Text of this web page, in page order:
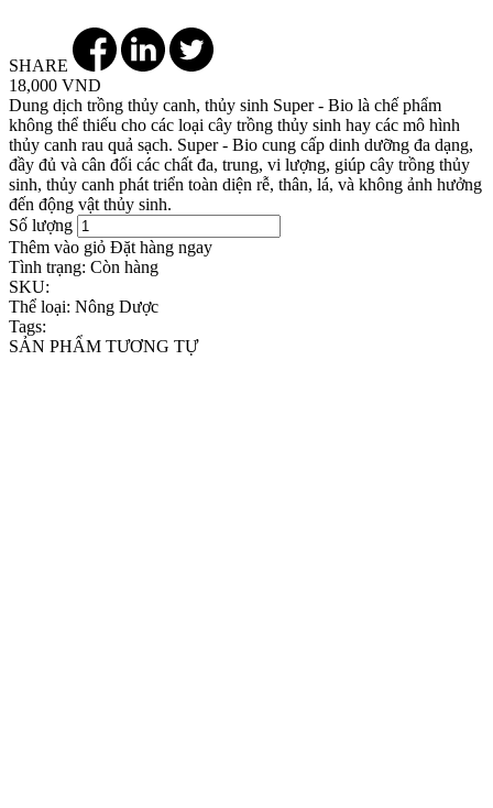
SHARE
18,000 VND
Dung dịch trồng thủy canh, thủy sinh Super - Bio là chế phẩm
không thể thiếu cho các loại cây trồng thủy sinh hay các mô hình
thủy canh rau quả sạch. Super - Bio cung cấp dinh dưỡng đa dạng,
đầy đủ và cân đối các chất đa, trung, vi lượng, giúp cây trồng thủy
sinh, thủy canh phát triển toàn diện rễ, thân, lá, và không ảnh hưởng
đến động vật thủy sinh.
Số lượng
Thêm vào giỏ Đặt hàng ngay
Tình trạng: Còn hàng
SKU:
Thể loại: Nông Dược
Tags:
SẢN PHẨM TƯƠNG TỰ